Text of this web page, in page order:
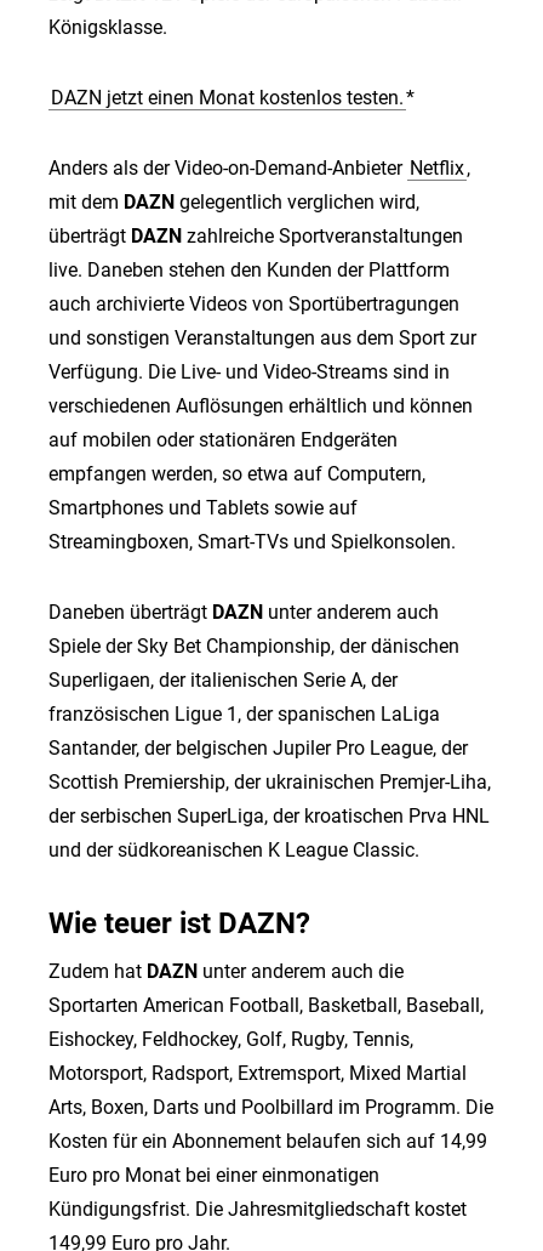
Königsklasse.
DAZN jetzt einen Monat kostenlos testen.*
Anders als der Video-on-Demand-Anbieter Netflix,
mit dem DAZN gelegentlich verglichen wird,
überträgt DAZN zahlreiche Sportveranstaltungen
live. Daneben stehen den Kunden der Plattform
auch archivierte Videos von Sportübertragungen
und sonstigen Veranstaltungen aus dem Sport zur
Verfügung. Die Live- und Video-Streams sind in
verschiedenen Auflösungen erhältlich und können
auf mobilen oder stationären Endgeräten
empfangen werden, so etwa auf Computern,
Smartphones und Tablets sowie auf
Streamingboxen, Smart-TVs und Spielkonsolen.
Daneben überträgt DAZN unter anderem auch
Spiele der Sky Bet Championship, der dänischen
Superligaen, der italienischen Serie A, der
französischen Ligue 1, der spanischen LaLiga
Santander, der belgischen Jupiler Pro League, der
Scottish Premiership, der ukrainischen Premjer-Liha,
der serbischen SuperLiga, der kroatischen Prva HNL
und der südkoreanischen K League Classic.
Wie teuer ist DAZN?
Zudem hat DAZN unter anderem auch die
Sportarten American Football, Basketball, Baseball,
Eishockey, Feldhockey, Golf, Rugby, Tennis,
Motorsport, Radsport, Extremsport, Mixed Martial
Arts, Boxen, Darts und Poolbillard im Programm. Die
Kosten für ein Abonnement belaufen sich auf 14,99
Euro pro Monat bei einer einmonatigen
Kündigungsfrist. Die Jahresmitgliedschaft kostet
149,99 Euro pro Jahr.